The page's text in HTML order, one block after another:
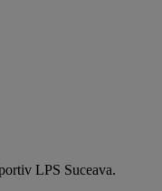
LPS Suceava.